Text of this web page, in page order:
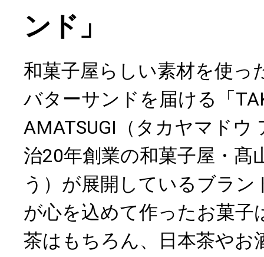
ンド」
和菓子屋らしい素材を使っ
バターサンドを届ける「
AMATSUGI（タカヤマドウ
治20年創業の和菓子屋・髙
う）が展開しているブラン
が心を込めて作ったお菓子
茶はもちろん、日本茶やお